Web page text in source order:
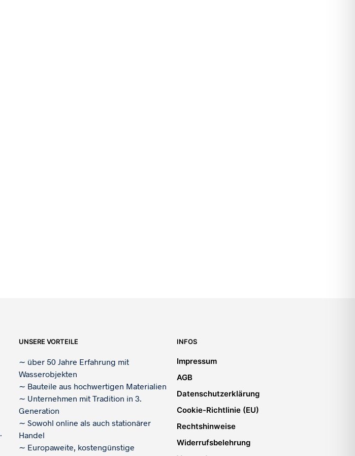
UNSERE VORTEILE
∼ über 50 Jahre Erfahrung mit
Wasserobjekten
∼ Bauteile aus hochwertigen Materialien
∼ Unternehmen mit Tradition in 3.
Generation
∼ Sowohl online als auch stationärer
Handel
∼ Europaweite, kostengünstige
INFOS
Impressum
AGB
Datenschutzerklärung
Cookie-Richtlinie (EU)
Rechtshinweise
Widerrufsbelehrung